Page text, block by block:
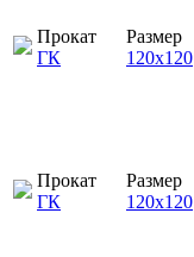
Прокат
ГК
Размер
120х120
Прокат
ГК
Размер
120х120